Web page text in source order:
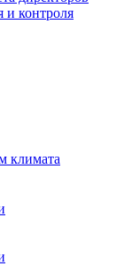
и контроля
климата